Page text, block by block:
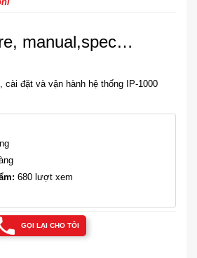
manual,spec…
cài đặt và vận hành hệ thống IP-1000
680 lượt xem
GỌI LẠI CHO TÔI